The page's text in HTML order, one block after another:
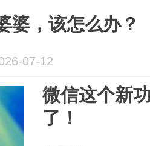
婆，该怎么办？
07-12
微信这个新
了！